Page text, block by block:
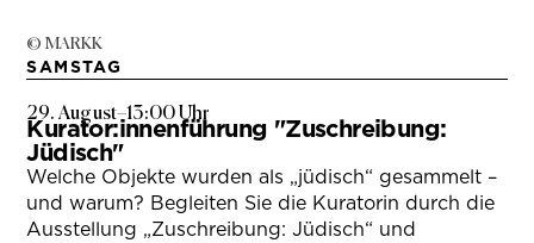
© MARKK
SAMSTAG
29. August–13:00 Uhr
Kurator:innenführung "Zuschreibung:
Jüdisch"
Welche Objekte wurden als „jüdisch“ gesammelt –
und warum? Begleiten Sie die Kuratorin durch die
Ausstellung „Zuschreibung: Jüdisch“ und